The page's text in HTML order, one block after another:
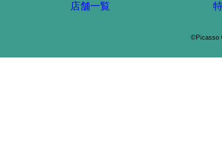
店舗一覧
©Picasso